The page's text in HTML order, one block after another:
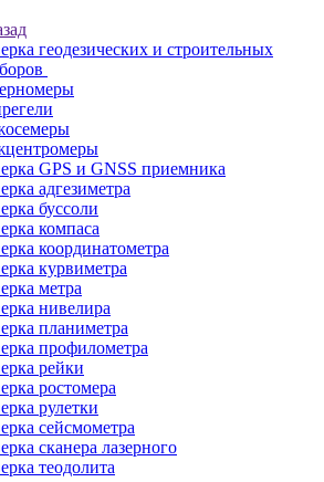
геодезических и строительных
GPS и GNSS приемника
адгезиметра
буссоли
компаса
координатометра
курвиметра
метра
нивелира
планиметра
профилометра
рейки
ростомера
рулетки
сейсмометра
сканера лазерного
теодолита